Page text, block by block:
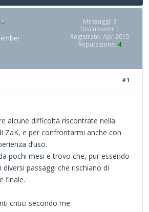
Messaggi: 3
Discussioni: 1
Registrato: Apr 2015
Reputazione: 4
#1
alcune difficoltà riscontrate nella
ZaK, e per confrontarmi anche con
d’uso.
pochi mesi e trovo che, pur essendo
passaggi che rischiano di
finale.
critici secondo me: